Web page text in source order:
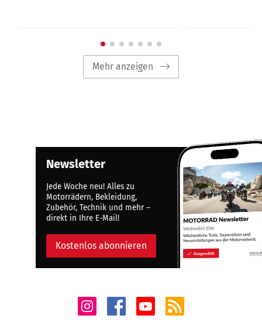
Mehr anzeigen
Newsletter
Jede Woche neu! Alles zu
Motorrädern, Bekleidung,
Zubehör, Technik und mehr –
direkt in Ihre E-Mail!
Kostenlos abonnieren